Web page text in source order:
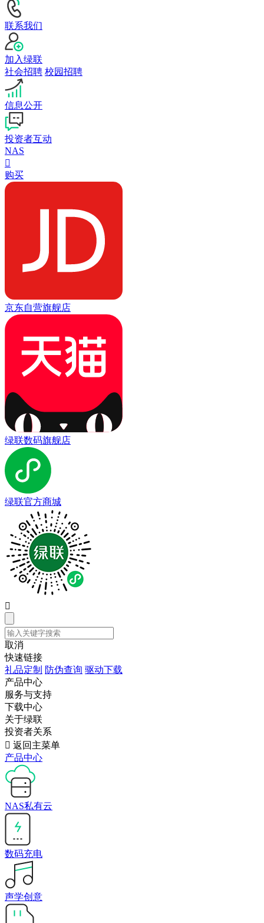
联系我们
加入绿联
社会招聘 校园招聘
信息公开
投资者互动
NAS

购买
京东自营旗舰店
绿联数码旗舰店
绿联官方商城

取消
快速链接
礼品定制 防伪查询 驱动下载
产品中心
服务与支持
下载中心
关于绿联
投资者关系
 返回主菜单
产品中心
NAS私有云
数码充电
声学创意